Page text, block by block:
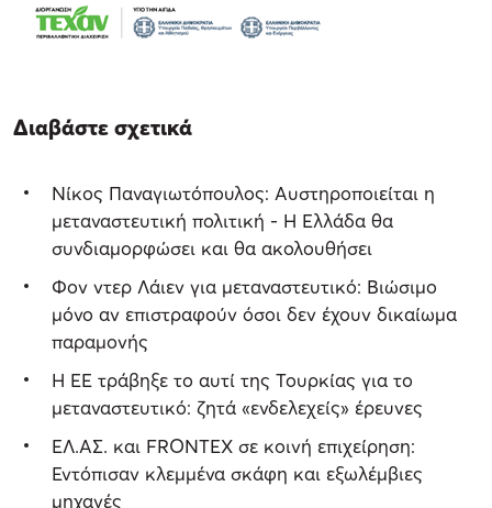
Διαβάστε σχετικά
Νίκος Παναγιωτόπουλος: Αυστηροποιείται η
μεταναστευτική πολιτική - Η Ελλάδα θα
συνδιαμορφώσει και θα ακολουθήσει
Φον ντερ Λάιεν για μεταναστευτικό: Βιώσιμο
μόνο αν επιστραφούν όσοι δεν έχουν δικαίωμα
παραμονής
Η ΕΕ τράβηξε το αυτί της Τουρκίας για το
μεταναστευτικό: ζητά «ενδελεχείς» έρευνες
ΕΛ.ΑΣ. και FRONTEX σε κοινή επιχείρηση:
Εντόπισαν κλεμμένα σκάφη και εξωλέμβιες
μηχανές